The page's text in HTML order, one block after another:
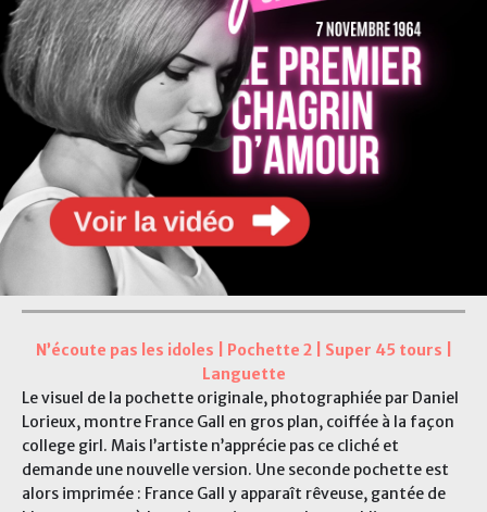
N’écoute pas les idoles | Pochette 2 | Super 45 tours |
Languette
Le visuel de la pochette originale, photographiée par Daniel
Lorieux, montre France Gall en gros plan, coiffée à la façon
college girl. Mais l’artiste n’apprécie pas ce cliché et
demande une nouvelle version. Une seconde pochette est
alors imprimée : France Gall y apparaît rêveuse, gantée de